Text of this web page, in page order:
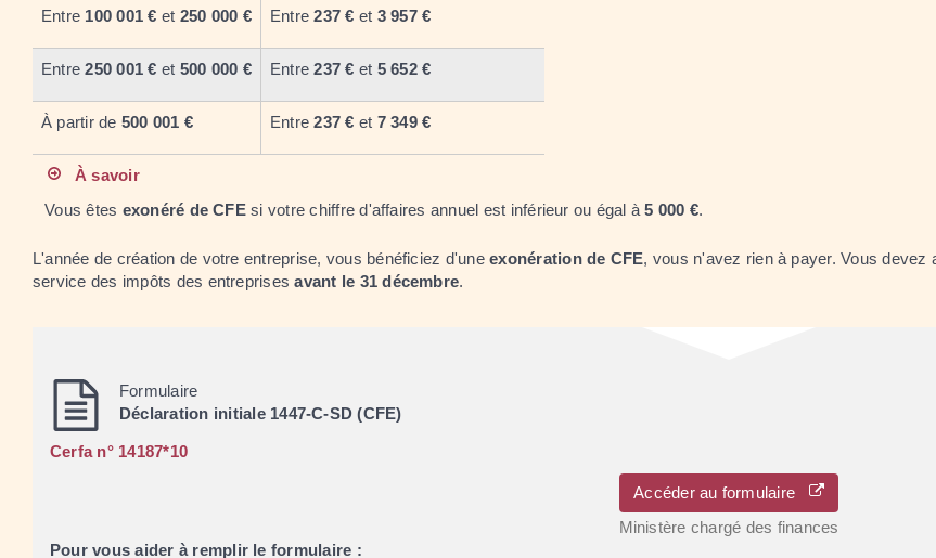
Entre 100 001 € et 250 000 € Entre237 € et 3 957 €
Entre250 001 € et 500 000 € Entre237 € et 5 652 €
À partir de 500 001 € Entre237 € et 7 349 €
À savoir
Vous êtes exonéré de CFEsi votre chiffre d'affaires annuel est inférieur ou égal à5 000 €.
L'année de création de votre entreprise, vous bénéficiez d'uneexonération de CFE, vous n'avez rien à payer. Vous devez
service des impôts des entreprisesavant le 31 décembre.
Formulaire
Déclaration initiale 1447-C-SD (CFE)
Cerfa n° 14187*10
Accéder au formulaire
Ministère chargé des finances
Pour vous aider à remplir le formulaire :